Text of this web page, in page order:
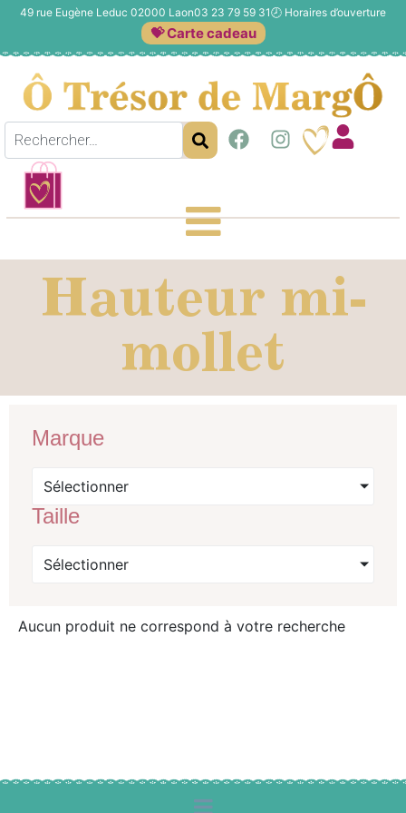
49 rue Eugène Leduc 02000 Laon03 23 79 59 31🕗 Horaires d’ouverture
💝 Carte cadeau
Hauteur mi-
mollet
Marque
Sélectionner
Taille
Sélectionner
Aucun produit ne correspond à votre recherche